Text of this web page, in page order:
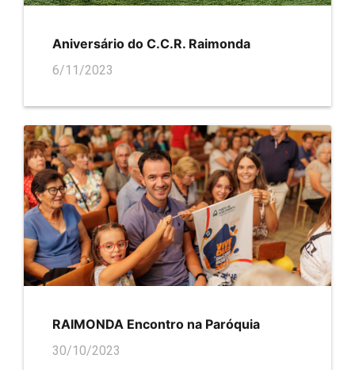
Aniversário do C.C.R. Raimonda
6/11/2023
RAIMONDA Encontro na Paróquia
30/10/2023